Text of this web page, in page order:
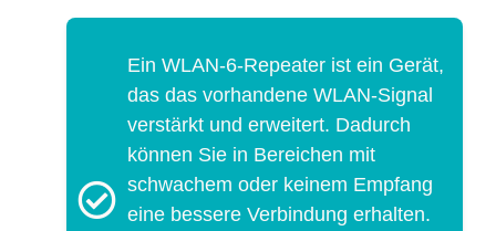
Ein WLAN-6-Repeater ist ein Gerät,
das das vorhandene WLAN-Signal
verstärkt und erweitert. Dadurch
können Sie in Bereichen mit
schwachem oder keinem Empfang
eine bessere Verbindung erhalten.